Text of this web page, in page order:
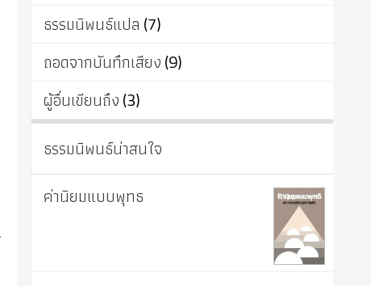
ธรรมนิพนธ์แปล (7)
ถอดจากบันทึกเสียง(9)
ผู้อื่นเขียนถึง(3)
ธรรมนิพนธ์น่าสนใจ
ค่านิยมแบบพุทธ